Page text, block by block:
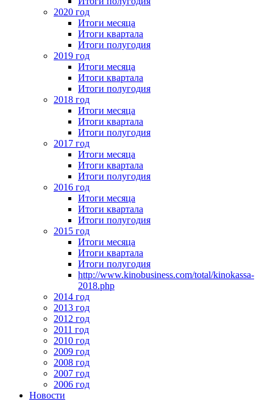
2020 год
Итоги месяца
Итоги квартала
Итоги полугодия
2019 год
Итоги месяца
Итоги квартала
Итоги полугодия
2018 год
Итоги месяца
Итоги квартала
Итоги полугодия
2017 год
Итоги месяца
Итоги квартала
Итоги полугодия
2016 год
Итоги месяца
Итоги квартала
Итоги полугодия
2015 год
Итоги месяца
Итоги квартала
Итоги полугодия
http://www.kinobusiness.com/total/kinokassa-
2018.php
2014 год
2013 год
2012 год
2011 год
2010 год
2009 год
2008 год
2007 год
2006 год
Новости